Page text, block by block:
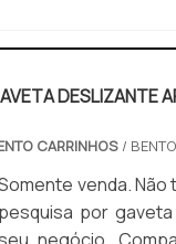
DESLIZANTE
CARRINHOS /
venda. Não
pesquisa por
negócio.